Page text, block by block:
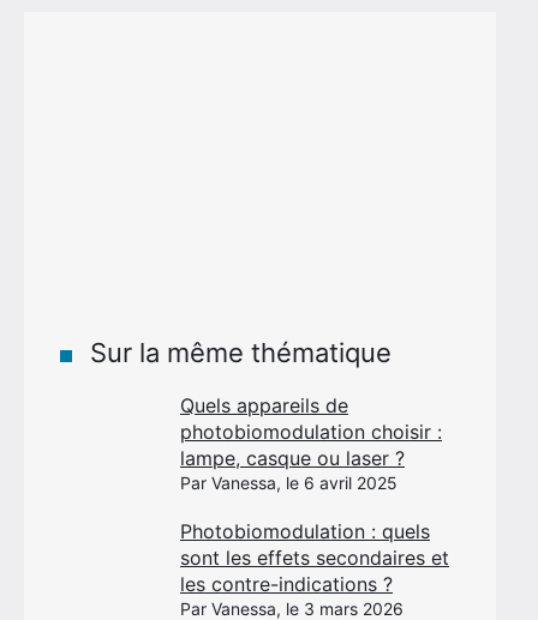
Sur la même thématique
Quels appareils de
photobiomodulation choisir :
lampe, casque ou laser ?
Par Vanessa, le 6 avril 2025
Photobiomodulation : quels
sont les effets secondaires et
les contre-indications ?
Par Vanessa, le 3 mars 2026